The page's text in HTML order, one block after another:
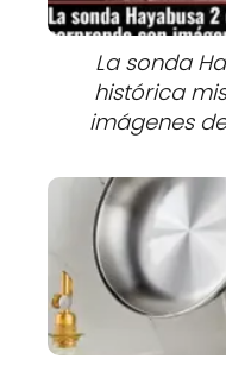
La sonda
histórica
imágenes